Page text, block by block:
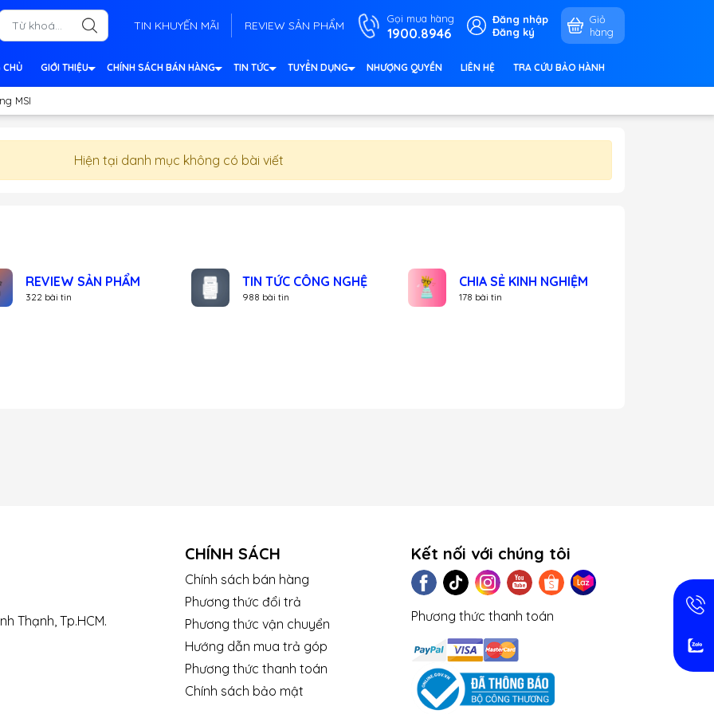
TIN KHUYẾN MÃI REVIEW SẢN PHẨM Gọi mua hàng
1900.8946
Đăng nhập
Đăng ký
Giỏ
hàng
CHỦ GIỚI THIỆU CHÍNH SÁCH BÁN HÀNG TIN TỨC TUYỂN DỤNG NHƯỢNG QUYỀN LIÊN HỆ TRA CỨU BẢO HÀNH
MSI
Hiện tại danh mục không có bài viết
REVIEW SẢN PHẨM
322 bài tin
TIN TỨC CÔNG NGHỆ
988 bài tin
CHIA SẺ KINH NGHIỆM
178 bài tin
Thạnh, Tp.HCM.
CHÍNH SÁCH
Chính sách bán hàng
Phương thức đổi trả
Phương thức vận chuyển
Hướng dẫn mua trả góp
Phương thức thanh toán
Chính sách bảo mật
Kết nối với chúng tôi
Phương thức thanh toán